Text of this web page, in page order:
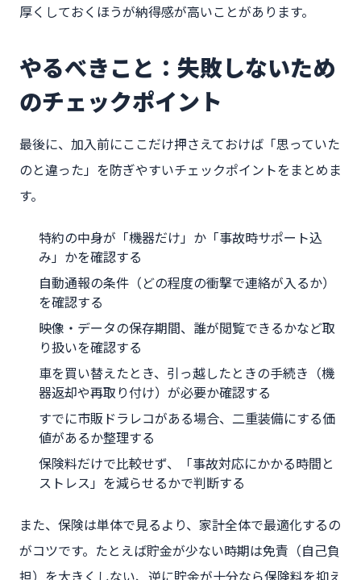
厚くしておくほうが納得感が高いことがあります。
やるべきこと：失敗しないため
のチェックポイント
最後に、加入前にここだけ押さえておけば「思っていた
のと違った」を防ぎやすいチェックポイントをまとめま
す。
特約の中身が「機器だけ」か「事故時サポート込
み」かを確認する
自動通報の条件（どの程度の衝撃で連絡が入るか）
を確認する
映像・データの保存期間、誰が閲覧できるかなど取
り扱いを確認する
車を買い替えたとき、引っ越したときの手続き（機
器返却や再取り付け）が必要か確認する
すでに市販ドラレコがある場合、二重装備にする価
値があるか整理する
保険料だけで比較せず、「事故対応にかかる時間と
ストレス」を減らせるかで判断する
また、保険は単体で見るより、家計全体で最適化するの
がコツです。たとえば貯金が少ない時期は免責（自己負
担）を大きくしない、逆に貯金が十分なら保険料を抑え